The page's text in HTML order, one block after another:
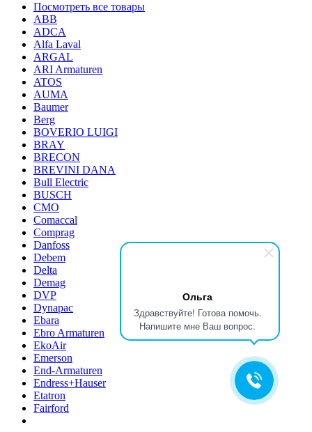
Ольга
Здравствуйте! Готова помочь.
Напишите мне Ваш вопрос.
Посмотреть все товары
ABB
ADCA
Alfa Laval
ARGAL
ARI Armaturen
ATOS
AUMA
Baumer
Berg
BOVERIO LUIGI
BRAY
BRECON
BREVINI DANA
Bull Electric
BUSCH
CMO
Comaccal
Comprag
Danfoss
Debem
Delta
Demag
DVP
Dynapac
Ebara
Ebro Armaturen
EkoAir
Emerson
End-Armaturen
Endress+Hauser
Etatron
Fairford